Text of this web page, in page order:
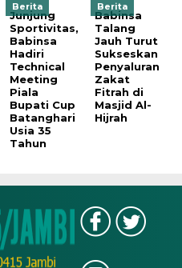
Berita
Junjung
Sportivitas,
Babinsa
Hadiri
Technical
Meeting
Piala
Bupati Cup
Batanghari
Usia 35
Tahun
Berita
Babinsa
Talang
Jauh Turut
Sukseskan
Penyaluran
Zakat
Fitrah di
Masjid Al-
Hijrah